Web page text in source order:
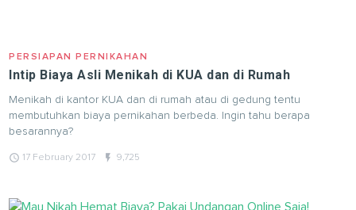
PERSIAPAN PERNIKAHAN
Intip Biaya Asli Menikah di KUA dan di Rumah
Menikah di kantor KUA dan di rumah atau di gedung tentu
membutuhkan biaya pernikahan berbeda. Ingin tahu berapa
besarannya?
query_builder 17 February 2017 flash_on 9,725